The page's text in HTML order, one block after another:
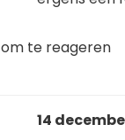
om te reageren
14